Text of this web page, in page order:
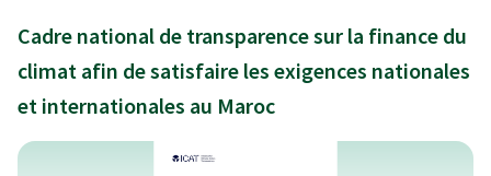
Cadre national de transparence sur la finance du
climat afin de satisfaire les exigences nationales
et internationales au Maroc